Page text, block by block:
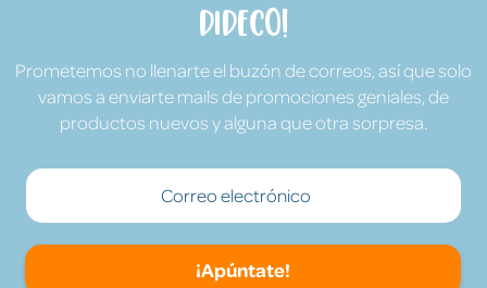
Dideco!
Prometemos no llenarte el buzón de correos, así que solo
vamos a enviarte mails de promociones geniales, de
productos nuevos y alguna que otra sorpresa.
¡Apúntate!